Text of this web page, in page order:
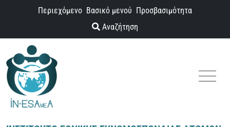
Παράκαμψη προς το περιεχόμενο
Περιεχόμενο Βασικό μενού Προσβασιμότητα
Αναζήτηση